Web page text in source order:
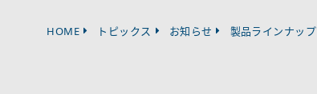
HOME トピックス お知らせ 製品ラインナップ